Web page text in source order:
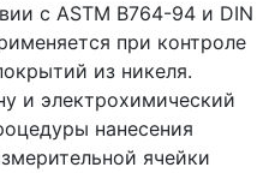
с ASTM B764-94 и DIN
при контроле
из никеля.
и электрохимический
нанесения
ячейки